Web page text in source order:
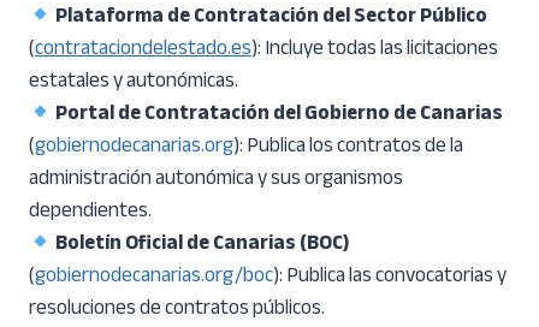
Plataforma de Contratación del Sector Público
(contrataciondelestado.es): Incluye todas las licitaciones
estatales y autonómicas.
Portal de Contratación del Gobierno de Canarias
(gobiernodecanarias.org): Publica los contratos de la
administración autonómica y sus organismos
dependientes.
Boletín Oficial de Canarias (BOC)
(gobiernodecanarias.org/boc): Publica las convocatorias y
resoluciones de contratos públicos.